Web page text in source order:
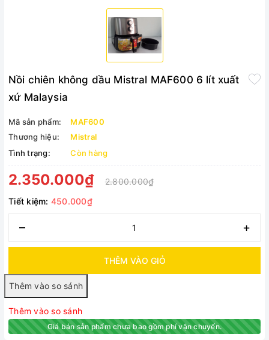
Nồi chiên không dầu Mistral MAF600 6 lít xuất
xứ Malaysia
Mã sản phẩm:
MAF600
Thương hiệu:
Mistral
Tình trạng:
Còn hàng
2.350.000₫
2.800.000₫
Tiết kiệm: 450.000₫
– +
THÊM VÀO GIỎ
Thêm vào so sánh
Giá bán sản phẩm chưa bao gồm phí vận chuyển.